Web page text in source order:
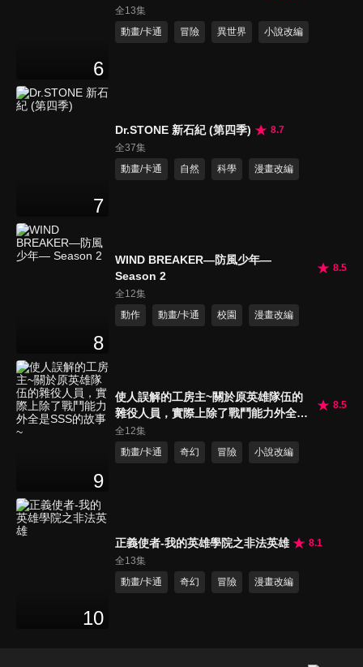
6
全13集
動畫/卡通
冒險 異世界 小說改編
7
Dr.STONE 新石紀 (第四季)
8.7
全37集
動畫/卡通
自然 科學 漫畫改編
8
WIND BREAKER—防風少年—
Season 2
8.5
全12集
動作
動畫/卡通 校園 漫畫改編
9
使人誤解的工房主~關於原英雄隊伍的
雜役人員，實際上除了戰鬥能力外全是
SSS的故事~
8.5
全12集
動畫/卡通
奇幻 冒險 小說改編
10
正義使者-我的英雄學院之非法英雄
8.1
全13集
動畫/卡通
奇幻 冒險 漫畫改編